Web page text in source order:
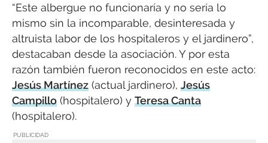
“Este albergue no funcionaría y no sería lo
mismo sin la incomparable, desinteresada y
altruista labor de los hospitaleros y el jardinero”,
destacaban desde la asociación. Y por esta
razón también fueron reconocidos en este acto:
Jesús Martínez (actual jardinero), Jesús
Campillo (hospitalero) y Teresa Canta
(hospitalero).
PUBLICIDAD